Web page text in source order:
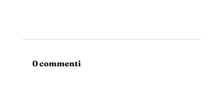
0 commenti